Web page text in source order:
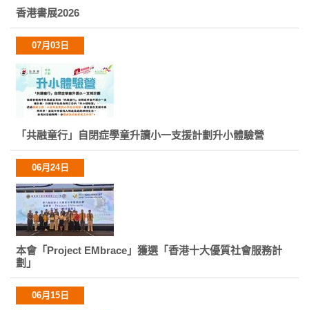
香港書展2026
07月03日
「共融童行」自閉症學童升讀小一支援計劃升小體驗營
06月24日
本會「Project EMbrace」獲選「香港十大優質社會服務計
劃」
06月15日